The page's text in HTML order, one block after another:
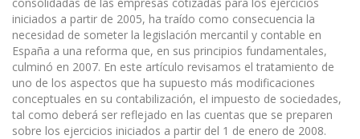
iniciados a partir de 2005, ha traído como consecuencia la
necesidad de someter la legislación mercantil y contable en
España a una reforma que, en sus principios fundamentales,
culminó en 2007. En este artículo revisamos el tratamiento de
uno de los aspectos que ha supuesto más modificaciones
conceptuales en su contabilización, el impuesto de sociedades,
tal como deberá ser reflejado en las cuentas que se preparen
sobre los ejercicios iniciados a partir del 1 de enero de 2008.